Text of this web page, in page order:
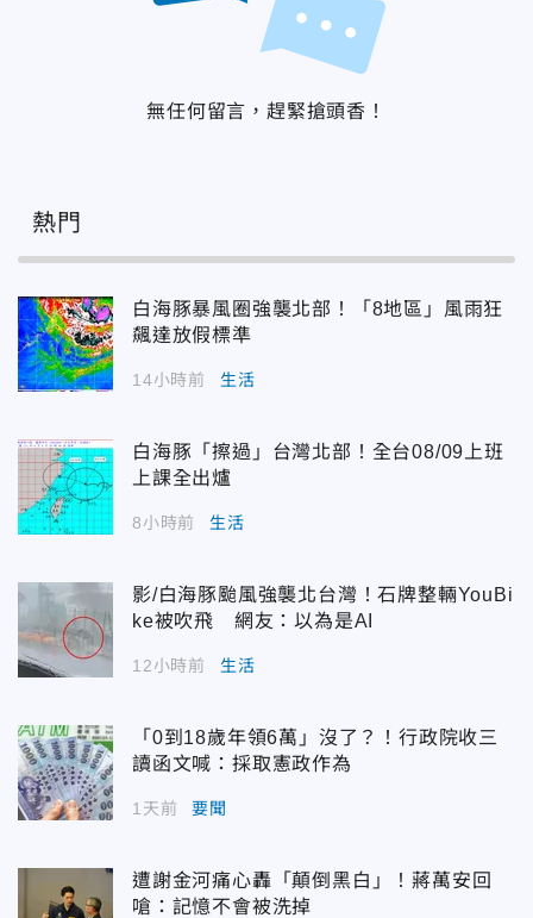
無任何留言，趕緊搶頭香！
熱門
白海豚暴風圈強襲北部！「8地區」風雨狂
飆達放假標準
14小時前 生活
白海豚「擦過」台灣北部！全台08/09上班
上課全出爐
8小時前 生活
影/白海豚颱風強襲北台灣！石牌整輛YouBi
ke被吹飛 網友：以為是AI
12小時前 生活
「0到18歲年領6萬」沒了？！行政院收三
讀函文喊：採取憲政作為
1天前 要聞
遭謝金河痛心轟「顛倒黑白」！蔣萬安回
嗆：記憶不會被洗掉